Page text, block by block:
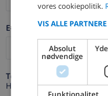
E-mail *
Telefon *
Hvis din e-mail adresse
vores cookiepolitik.
VIS ALLE PARTNERE
Absolut
nødvendige
Funktionalitet